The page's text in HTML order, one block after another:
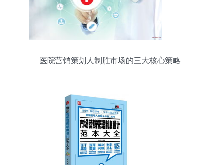
医院营销策划人制胜市场的三大核心策略